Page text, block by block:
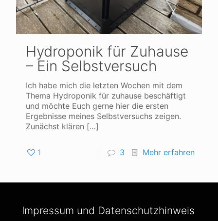
Hydroponik für Zuhause
– Ein Selbstversuch
Ich habe mich die letzten Wochen mit dem
Thema Hydroponik für zuhause beschäftigt
und möchte Euch gerne hier die ersten
Ergebnisse meines Selbstversuchs zeigen.
Zunächst klären […]
1 3 Mehr erfahren
Impressum und Datenschutzhinweis